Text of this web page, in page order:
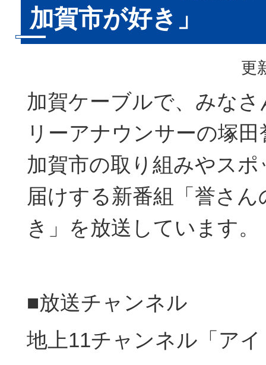
加賀市が好き」
更
加賀ケーブルで、みな
リーアナウンサーの塚
加賀市の取り組みやス
届けする新番組「誉さ
き」を放送しています。
■放送チャンネル
地上11チャンネル「ア